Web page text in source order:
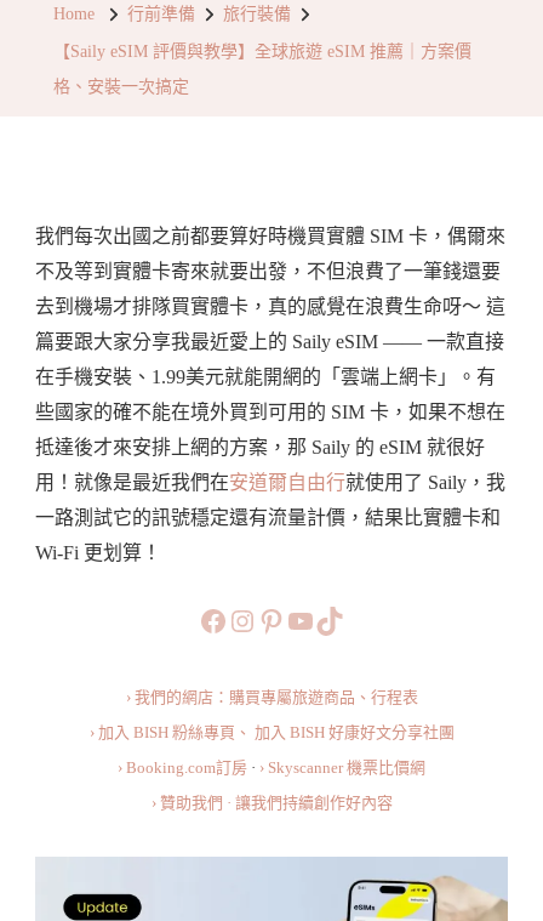
旅
遊
ESIM
推
薦
｜
方
案
價
裝
次
搞
定
Home 行前準備 旅行裝備
【Saily eSIM 評價與教學】全球旅遊 eSIM 推薦｜方案價
格、安裝一次搞定
我們每次出國之前都要算好時機買實體 SIM 卡，偶爾來
不及等到實體卡寄來就要出發，不但浪費了一筆錢還要
去到機場才排隊買實體卡，真的感覺在浪費生命呀～ 這
篇要跟大家分享我最近愛上的 Saily eSIM —— 一款直接
在手機安裝、1.99美元就能開網的「雲端上網卡」。有
些國家的確不能在境外買到可用的 SIM 卡，如果不想在
抵達後才來安排上網的方案，那 Saily 的 eSIM 就很好
用！就像是最近我們在安道爾自由行就使用了 Saily，我
一路測試它的訊號穩定還有流量計價，結果比實體卡和
Wi-Fi 更划算！
https://www.facebook.com/
https://
https://
旅行美食小短片TikTok
› 我們的網店：購買專屬旅遊商品、行程表
› 加入 BISH 粉絲專頁、 加入 BISH 好康好文分享社團
› Booking.com訂房 · › Skyscanner 機票比價網
› 贊助我們 · 讓我們持續創作好內容